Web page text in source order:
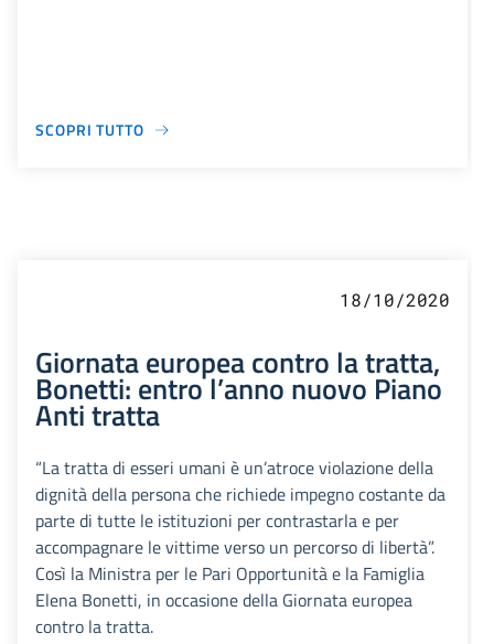
SCOPRI TUTTO
18/10/2020
Giornata europea contro la tratta,
Bonetti: entro l’anno nuovo Piano
Anti tratta
“La tratta di esseri umani è un’atroce violazione della
dignità della persona che richiede impegno costante da
parte di tutte le istituzioni per contrastarla e per
accompagnare le vittime verso un percorso di libertà”.
Così la Ministra per le Pari Opportunità e la Famiglia
Elena Bonetti, in occasione della Giornata europea
contro la tratta.